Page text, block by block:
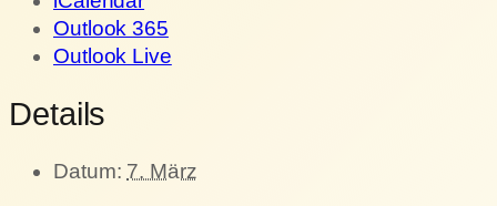
Outlook 365
Outlook Live
Details
Datum: 7. März